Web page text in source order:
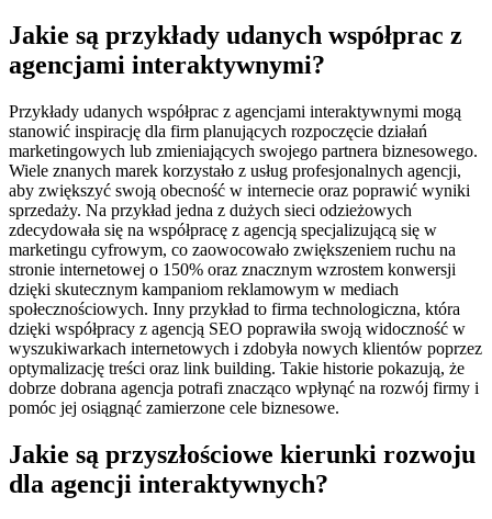
Jakie są przykłady udanych współprac z
agencjami interaktywnymi?
Przykłady udanych współprac z agencjami interaktywnymi mogą
stanowić inspirację dla firm planujących rozpoczęcie działań
marketingowych lub zmieniających swojego partnera biznesowego.
Wiele znanych marek korzystało z usług profesjonalnych agencji,
aby zwiększyć swoją obecność w internecie oraz poprawić wyniki
sprzedaży. Na przykład jedna z dużych sieci odzieżowych
zdecydowała się na współpracę z agencją specjalizującą się w
marketingu cyfrowym, co zaowocowało zwiększeniem ruchu na
stronie internetowej o 150% oraz znacznym wzrostem konwersji
dzięki skutecznym kampaniom reklamowym w mediach
społecznościowych. Inny przykład to firma technologiczna, która
dzięki współpracy z agencją SEO poprawiła swoją widoczność w
wyszukiwarkach internetowych i zdobyła nowych klientów poprzez
optymalizację treści oraz link building. Takie historie pokazują, że
dobrze dobrana agencja potrafi znacząco wpłynąć na rozwój firmy i
pomóc jej osiągnąć zamierzone cele biznesowe.
Jakie są przyszłościowe kierunki rozwoju
dla agencji interaktywnych?